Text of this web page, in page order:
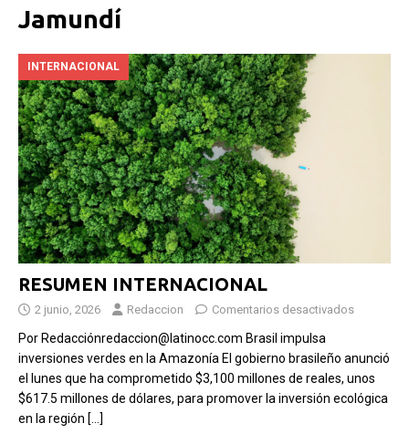
Jamundí
INTERNACIONAL
RESUMEN INTERNACIONAL
2 junio, 2026 Redaccion Comentarios desactivados
Por Redacciónredaccion@latinocc.com Brasil impulsa
inversiones verdes en la Amazonía El gobierno brasileño anunció
el lunes que ha comprometido $3,100 millones de reales, unos
$617.5 millones de dólares, para promover la inversión ecológica
en la región […]